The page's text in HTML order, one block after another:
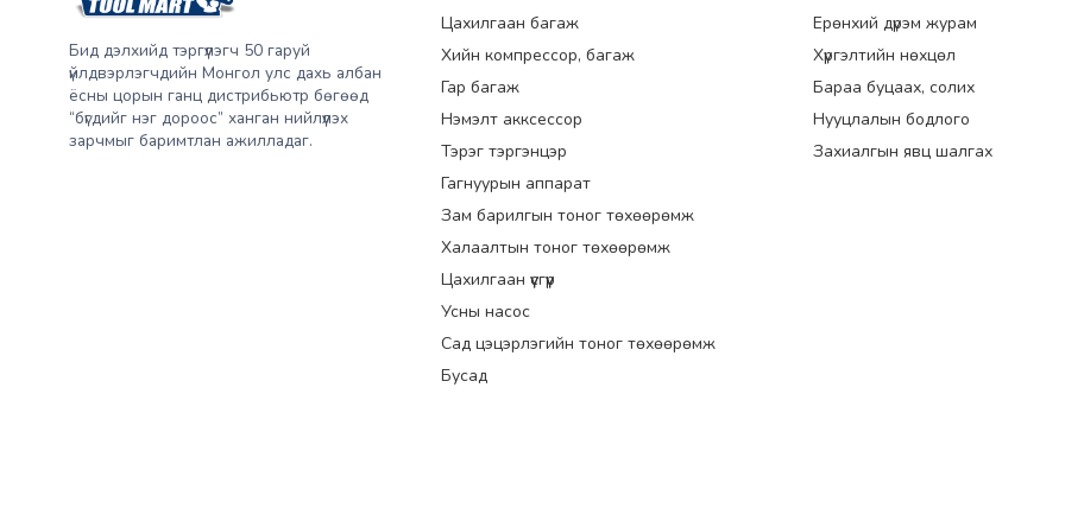
Бид дэлхийд тэргүүлэгч 50 гаруй
үйлдвэрлэгчдийн Монгол улс дахь албан
ёсны цорын ганц дистрибьютр бөгөөд
“бүгдийг нэг дороос” ханган нийлүүлэх
зарчмыг баримтлан ажилладаг.
Цахилгаан багаж
Хийн компрессор, багаж
Гар багаж
Нэмэлт акксессор
Тэрэг тэргэнцэр
Гагнуурын аппарат
Зам барилгын тоног төхөөрөмж
Халаалтын тоног төхөөрөмж
Цахилгаан үүсгүүр
Усны насос
Сад цэцэрлэгийн тоног төхөөрөмж
Бусад
Ерөнхий дүрэм журам
Хүргэлтийн нөхцөл
Бараа буцаах, солих
Нууцлалын бодлого
Захиалгын явц шалгах